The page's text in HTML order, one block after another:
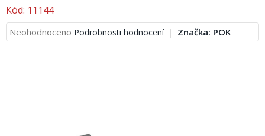
★
Nepřehlédněte
★
Kód: 11144
Průměrné
hodnocení
Neohodnoceno Podrobnosti hodnocení Značka: POK